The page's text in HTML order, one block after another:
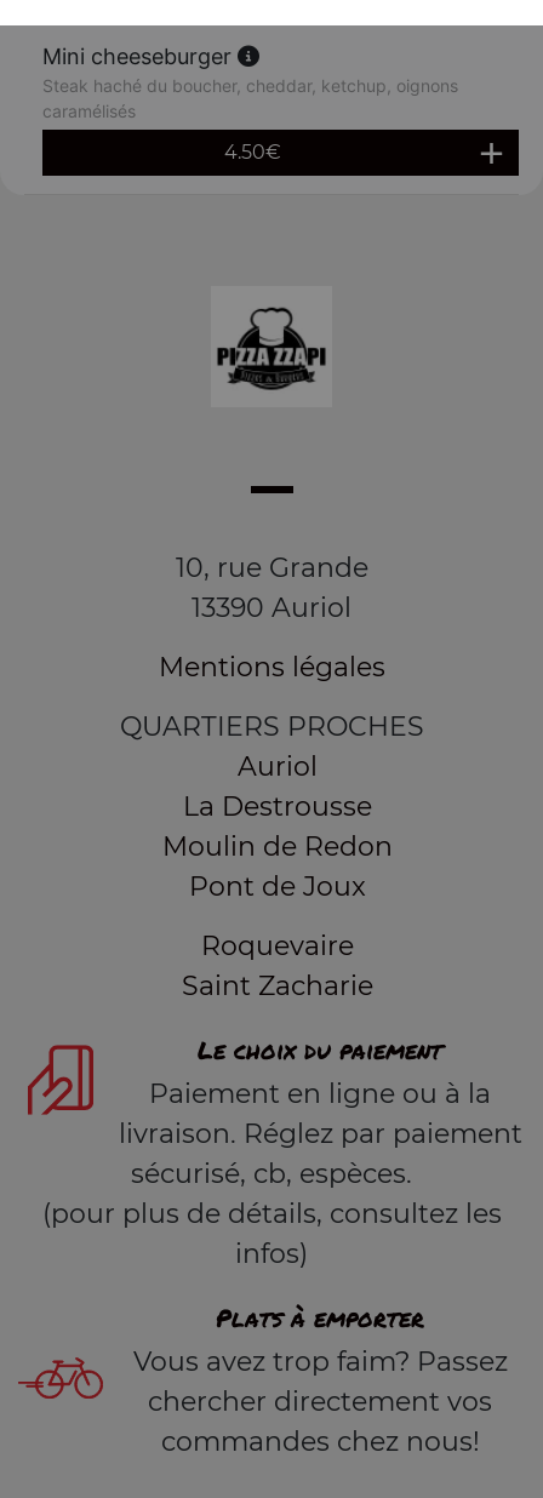
Mini cheeseburger
Steak haché du boucher, cheddar, ketchup, oignons
caramélisés
4.50€
10, rue Grande
13390 Auriol
Mentions légales
QUARTIERS PROCHES
Auriol
La Destrousse
Moulin de Redon
Pont de Joux
Roquevaire
Saint Zacharie
Le choix du paiement
Paiement en ligne ou à la
livraison. Réglez par paiement
sécurisé, cb, espèces.
(pour plus de détails, consultez les
infos)
Plats à emporter
Vous avez trop faim? Passez
chercher directement vos
commandes chez nous!